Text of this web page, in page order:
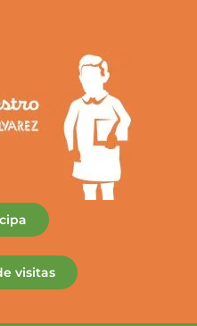
visitas